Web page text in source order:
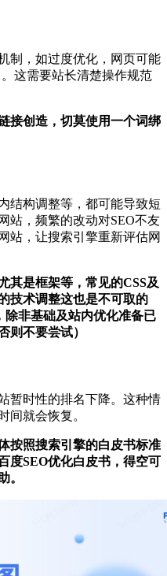
制，‌如过度优化，‌网页可能
这需要站长清楚操作规范
接创造，切莫使用一个词绑
结构调整等，‌都可能导致短
站，‌频繁的改动对SEO不友
站，‌让搜索引擎重新评估网
其是框架等，常见的CSS及
技术调整这也是不可取的
除非基础及站内优化准备已
则不要尝试）
暂时性的排名下降。‌这种情
间就会恢复。‌
按照搜索引擎的白皮书标准
度SEO优化白皮书，得空可
。